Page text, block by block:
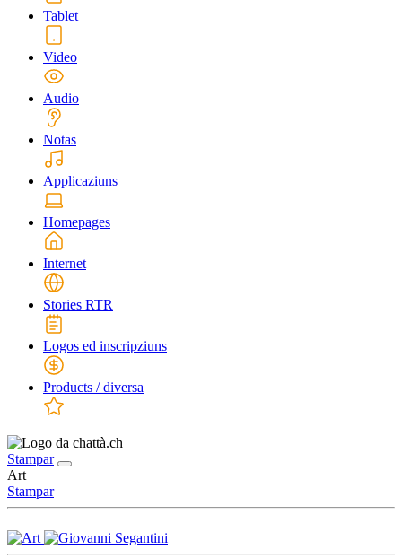
Tablet
Video
Audio
Notas
Applicaziuns
Homepages
Internet
Stories RTR
Logos ed inscripziuns
Products / diversa
Stampar
Art
Stampar